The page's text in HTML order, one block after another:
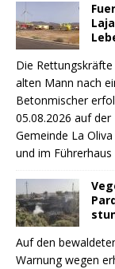
Die
alten Mann nach
Betonmischer
05.08.2026 auf
Gemeinde La
und im
Auf den
Warnung wegen